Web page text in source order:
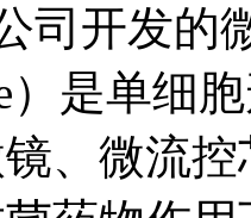
司开发
）是单细
、微流